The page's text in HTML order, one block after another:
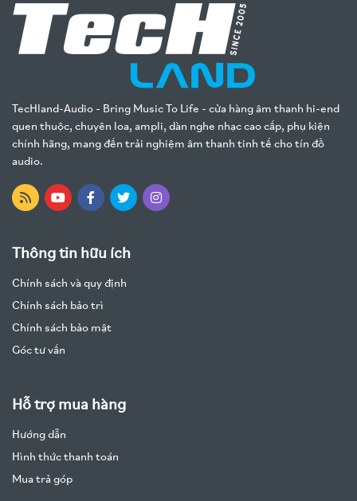
TecHland-Audio - Bring Music To Life - cửa hàng âm thanh hi-end
quen thuộc, chuyên loa, ampli, dàn nghe nhạc cao cấp, phụ kiện
chính hãng, mang đến trải nghiệm âm thanh tinh tế cho tín đồ
audio.
Thông tin hữu ích
Chính sách và quy định
Chính sách bảo trì
Chính sách bảo mật
Góc tư vấn
Hỗ trợ mua hàng
Hướng dẫn
Hình thức thanh toán
Mua trả góp